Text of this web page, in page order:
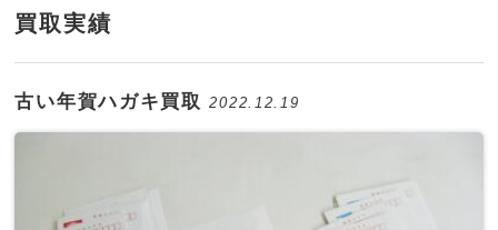
買取実績
古い年賀ハガキ買取2022.12.19